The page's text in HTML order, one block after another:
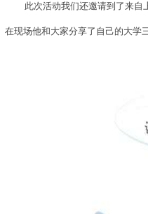
此次活动我们还邀请到了来自上
在现场他和大家分享了自己的大学